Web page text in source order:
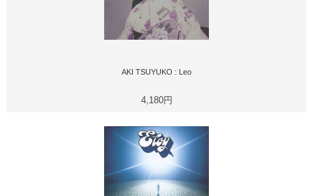
AKI TSUYUKO : Leo
4,180円